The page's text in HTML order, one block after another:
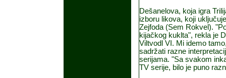
Dešanelova, koja igra
izboru likova, koji
Zejfoda (Sem Rokvel).
kijačkog kuklta", rekla je
Viltvodl VI. Mi idemo
sadržati razne
serijama. "Sa svakom
TV serije, bilo je puno